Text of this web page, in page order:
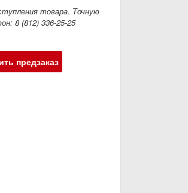
товара. Точную
8 (812) 336-25-25
предзаказ